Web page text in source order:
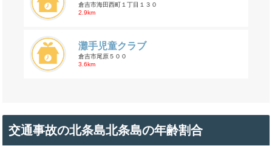
倉吉市海田西町１丁目１３０
2.9km
灘手児童クラブ
倉吉市尾原５００
3.6km
交通事故の北条島北条島の年齢割合